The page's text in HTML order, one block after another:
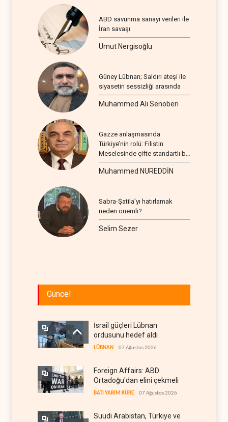
ABD savunma sanayi verileri ile
İran savaşı
Umut Nergisoğlu
Güney Lübnan; Saldırı ateşi ile
siyasetin sessizliği arasında
Muhammed Ali Senoberi
Gazze anlaşmasında
Türkiye’nin rolü: Filistin
Meselesinde çifte standartlı bir
seyir
Muhammed NUREDDİN
Sabra-Şatila’yı hatırlamak
neden önemli?
Selim Sezer
Güncel
İsrail güçleri Lübnan
ordusunu hedef aldı
LÜBNAN 07 Ağustos 2026
Foreign Affairs: ABD
Ortadoğu'dan elini çekmeli
BATI YARIM KÜRE 07 Ağustos 2026
Suudi Arabistan, Türkiye ve